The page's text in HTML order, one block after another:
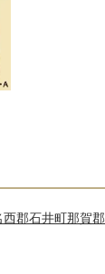
西郡石井町那賀